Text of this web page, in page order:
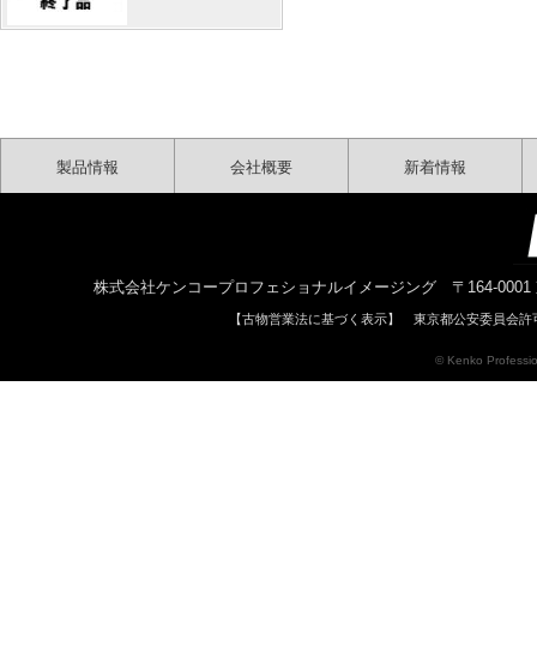
製品情報 会社概要 新着情報
株式会社ケンコープロフェショナルイメージング 〒164-
【古物営業法に基づく表示】 東京都公安委員会
© Kenko